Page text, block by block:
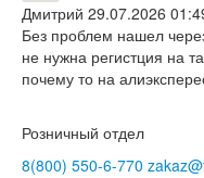
Дмитрий 29.07.2026
Без проблем нашел
не нужна регистция на
почему то на
Розничный отдел
8(800) 550-6-770